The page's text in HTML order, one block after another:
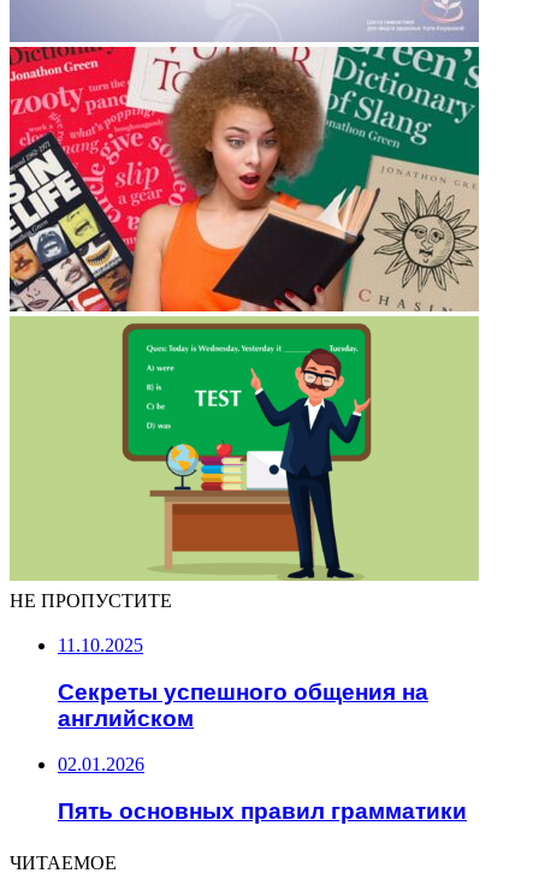
НЕ ПРОПУСТИТЕ
11.10.2025
Секреты успешного общения на
английском
02.01.2026
Пять основных правил грамматики
ЧИТАЕМОЕ